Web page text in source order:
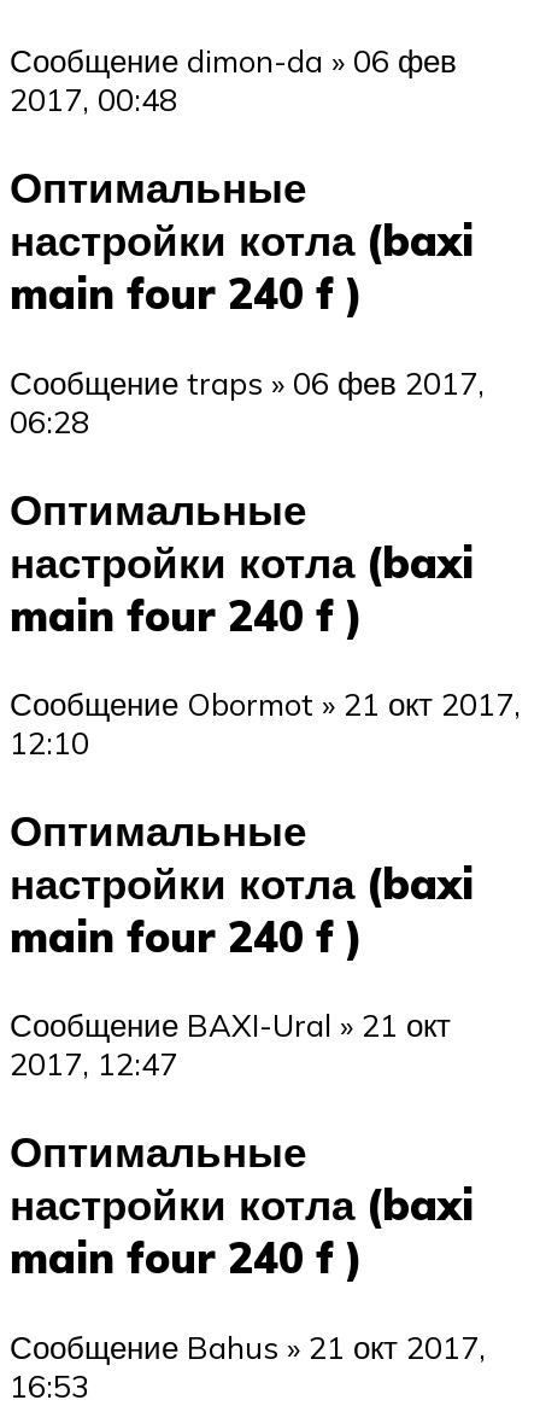
Сообщение dimon-da » 06 фев
2017, 00:48
Оптимальные
настройки котла (baxi
main four 240 f )
Сообщение traps » 06 фев 2017,
06:28
Оптимальные
настройки котла (baxi
main four 240 f )
Сообщение Obormot » 21 окт 2017,
12:10
Оптимальные
настройки котла (baxi
main four 240 f )
Сообщение BAXI-Ural » 21 окт
2017, 12:47
Оптимальные
настройки котла (baxi
main four 240 f )
Сообщение Bahus » 21 окт 2017,
16:53